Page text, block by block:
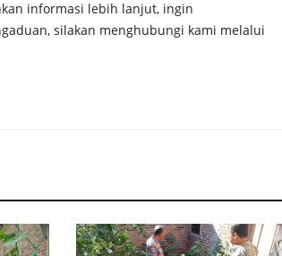
informasi lebih lanjut, ingin
silakan menghubungi kami melalui